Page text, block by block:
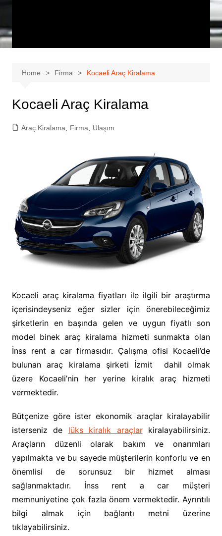
Home Firma Kocaeli Araç Kiralama
Kocaeli Araç Kiralama
Araç Kiralama Firma Ulaşım
Kocaeli araç kiralama fiyatları ile ilgili bir araştırma
içerisindeyseniz eğer sizler için önerebileceğimiz
şirketlerin en başında gelen ve uygun fiyatlı son
model binek araç kiralama hizmeti sunmakta olan
İnss rent a car firmasıdır. Çalışma ofisi Kocaeli’de
bulunan araç kiralama şirketi İzmit dahil olmak
üzere Kocaeli’nin her yerine kiralık araç hizmeti
vermektedir.
Bütçenize göre ister ekonomik araçlar kiralayabilir
isterseniz de lüks kiralık araçlarkiralayabilirsiniz.
Araçların düzenli olarak bakım ve onarımları
yapılmakta ve bu sayede müşterilerin konforlu ve en
önemlisi de sorunsuz bir hizmet alması
sağlanmaktadır. İnss rent a car müşteri
memnuniyetine çok fazla önem vermektedir. Ayrıntılı
bilgi almak için bağlantı metni üzerine
tıklayabilirsiniz.